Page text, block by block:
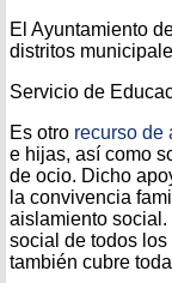
El Ayuntamiento
distritos
Servicio de
Es otro recurso de
e hijas, así como
de ocio. Dicho
la convivencia
aislamiento social.
social de todos
también cubre